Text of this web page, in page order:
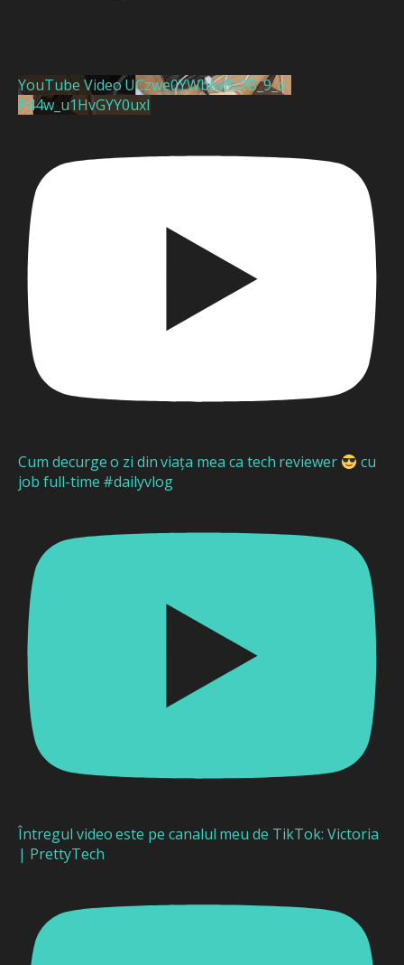
YouTube Video UCzwe0YWblwBt2B_9_d-
P44w_u1HvGYY0uxI
Cum decurge o zi din viața mea ca tech reviewer
cu
job full-time #dailyvlog
Întregul video este pe canalul meu de TikTok: Victoria
| PrettyTech